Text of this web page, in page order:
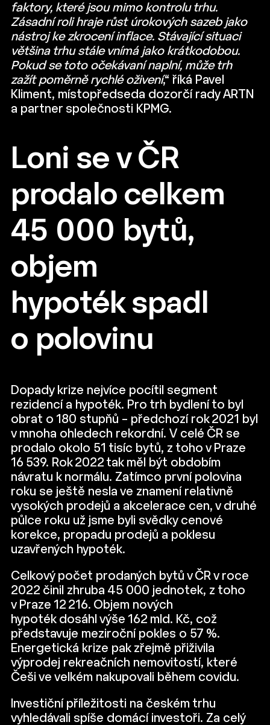
faktory, které jsou mimo kontrolu trhu.
Zásadní roli hraje růst úrokových sazeb jako
nástroj ke zkrocení inflace. Stávající situaci
většina trhu stále vnímá jako krátkodobou.
Pokud se toto očekávaní naplní, může trh
zažít poměrně rychlé oživení,“ říká Pavel
Kliment, místopředseda dozorčí rady ARTN
a partner společnosti KPMG.
Loni se v ČR
prodalo celkem
45 000 bytů,
objem
hypoték spadl
o polovinu
Dopady krize nejvíce pocítil segment
rezidencí a hypoték. Pro trh bydlení to byl
obrat o 180 stupňů – předchozí rok 2021 byl
v mnoha ohledech rekordní. V celé ČR se
prodalo okolo 51 tisíc bytů, z toho v Praze
16 539. Rok 2022 tak měl být obdobím
návratu k normálu. Zatímco první polovina
roku se ještě nesla ve znamení relativně
vysokých prodejů a akcelerace cen, v druhé
půlce roku už jsme byli svědky cenové
korekce, propadu prodejů a poklesu
uzavřených hypoték.
Celkový počet prodaných bytů v ČR v roce
2022 činil zhruba 45 000 jednotek, z toho
v Praze 12 216. Objem nových
hypoték dosáhl výše 162 mld. Kč, což
představuje meziroční pokles o 57 %.
Energetická krize pak zřejmě přiživila
výprodej rekreačních nemovitostí, které
Češi ve velkém nakupovali během covidu.
Investiční příležitosti na českém trhu
vyhledávali spíše domácí investoři. Za celý